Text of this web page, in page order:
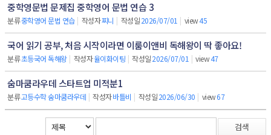
중학영문법 문제집 중학영어 문법 연습 3
분류중학영어 문법 연습 | 작성자찌니 | 작성일2026/07/01 | view45
국어 읽기 공부, 처음 시작이라면 이룸이앤비 독해왕이 딱 좋아요!
분류초등국어 독해왕 | 작성자율이화이팅 | 작성일2026/07/01 | view47
숨마쿰라우데 스타트업 미적분1
분류고등수학 숨마쿰라우데 | 작성자바틀비 | 작성일2026/06/30 | view67
검색